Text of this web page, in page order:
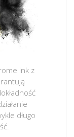
Ink z
długo